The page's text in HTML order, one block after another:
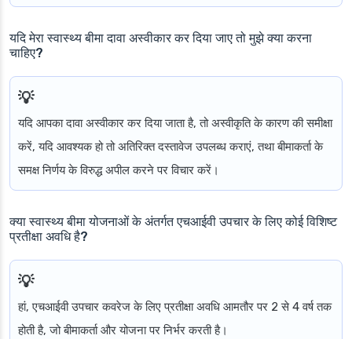
यदि मेरा स्वास्थ्य बीमा दावा अस्वीकार कर दिया जाए तो मुझे क्या करना
चाहिए?
यदि आपका दावा अस्वीकार कर दिया जाता है, तो अस्वीकृति के कारण की समीक्षा
करें, यदि आवश्यक हो तो अतिरिक्त दस्तावेज उपलब्ध कराएं, तथा बीमाकर्ता के
समक्ष निर्णय के विरुद्ध अपील करने पर विचार करें।
क्या स्वास्थ्य बीमा योजनाओं के अंतर्गत एचआईवी उपचार के लिए कोई विशिष्ट
प्रतीक्षा अवधि है?
हां, एचआईवी उपचार कवरेज के लिए प्रतीक्षा अवधि आमतौर पर 2 से 4 वर्ष तक
होती है, जो बीमाकर्ता और योजना पर निर्भर करती है।